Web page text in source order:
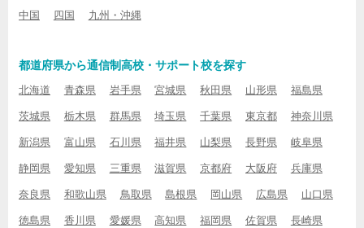
中国 四国 九州・沖縄
都道府県から通信制高校・サポート校を探す
北海道 青森県 岩手県 宮城県 秋田県 山形県 福島県
茨城県 栃木県 群馬県 埼玉県 千葉県 東京都 神奈川県
新潟県 富山県 石川県 福井県 山梨県 長野県 岐阜県
静岡県 愛知県 三重県 滋賀県 京都府 大阪府 兵庫県
奈良県 和歌山県 鳥取県 島根県 岡山県 広島県 山口県
徳島県 香川県 愛媛県 高知県 福岡県 佐賀県 長崎県